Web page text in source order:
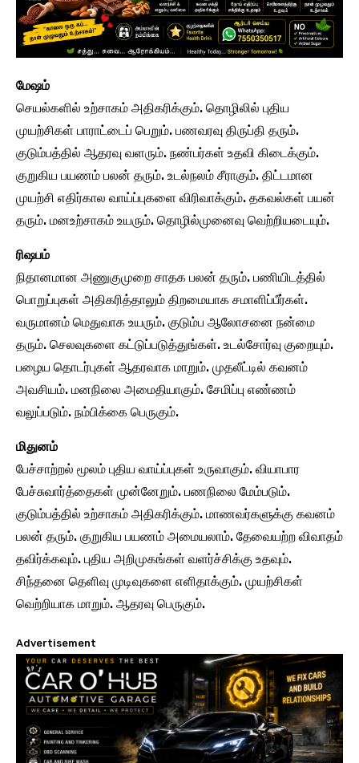
மேஷம்
செயல்களில் உற்சாகம் அதிகரிக்கும். தொழிலில் புதிய
முயற்சிகள் பாராட்டைப் பெறும். பணவரவு திருப்தி தரும்.
குடும்பத்தில் ஆதரவு வளரும். நண்பர்கள் உதவி கிடைக்கும்.
குறுகிய பயணம் பலன் தரும். உடல்நலம் சீராகும். திட்டமான
முயற்சி எதிர்கால வாய்ப்புகளை விரிவாக்கும். தகவல்கள் பயன்
தரும். மனஉற்சாகம் உயரும். தொழில்முனைவு வெற்றியடையும்.
ரிஷபம்
நிதானமான அணுகுமுறை சாதக பலன் தரும். பணியிடத்தில்
பொறுப்புகள் அதிகரித்தாலும் திறமையாக சமாளிப்பீர்கள்.
வருமானம் மெதுவாக உயரும். குடும்ப ஆலோசனை நன்மை
தரும். செலவுகளை கட்டுப்படுத்துங்கள். உடல்சோர்வு குறையும்.
பழைய தொடர்புகள் ஆதரவாக மாறும். முதலீட்டில் கவனம்
அவசியம். மனநிலை அமைதியாகும். சேமிப்பு எண்ணம்
வலுப்படும். நம்பிக்கை பெருகும்.
மிதுனம்
பேச்சாற்றல் மூலம் புதிய வாய்ப்புகள் உருவாகும். வியாபார
பேச்சுவார்த்தைகள் முன்னேறும். பணநிலை மேம்படும்.
குடும்பத்தில் உற்சாகம் அதிகரிக்கும். மாணவர்களுக்கு கவனம்
பலன் தரும். குறுகிய பயணம் அமையலாம். தேவையற்ற விவாதம்
தவிர்க்கவும். புதிய அறிமுகங்கள் வளர்ச்சிக்கு உதவும்.
சிந்தனை தெளிவு முடிவுகளை எளிதாக்கும். முயற்சிகள்
வெற்றியாக மாறும். ஆதரவு பெருகும்.
Advertisement